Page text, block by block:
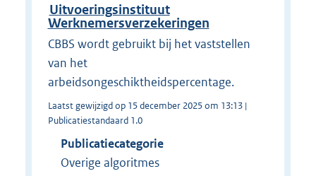
Uitvoeringsinstituut
Werknemersverzekeringen
CBBS wordt gebruikt bij het vaststellen
van het
arbeidsongeschiktheidspercentage.
Laatst gewijzigd op 15 december 2025 om 13:13 |
Publicatiestandaard 1.0
Publicatiecategorie
Overige algoritmes